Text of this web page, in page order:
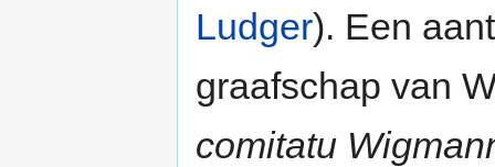
Ludger). Een
graafschap van
comitatu